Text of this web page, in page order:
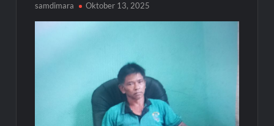
samdimara Oktober 13, 2025